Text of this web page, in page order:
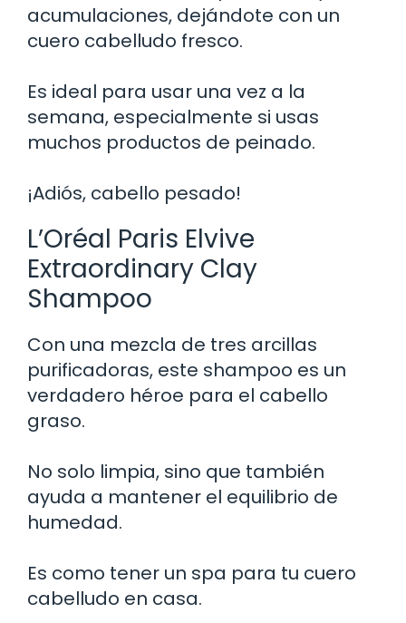
acumulaciones, dejándote con un
cuero cabelludo fresco.
Es ideal para usar una vez a la
semana, especialmente si usas
muchos productos de peinado.
¡Adiós, cabello pesado!
L’Oréal Paris Elvive
Extraordinary Clay
Shampoo
Con una mezcla de tres arcillas
purificadoras, este shampoo es un
verdadero héroe para el cabello
graso.
No solo limpia, sino que también
ayuda a mantener el equilibrio de
humedad.
Es como tener un spa para tu cuero
cabelludo en casa.